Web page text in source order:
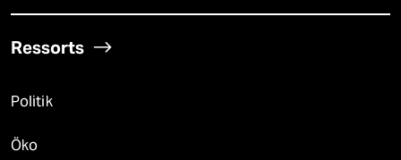
Ressorts
Politik
Öko